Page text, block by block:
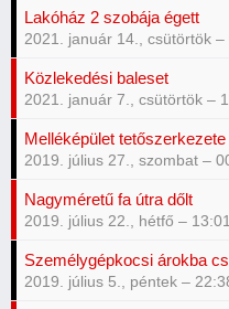
Lakóház 2 szobája égett
2021. január 14., csütörtök –
Közlekedési baleset
2021. január 7., csütörtök –
Melléképület tetőszerkezete
2019. július 27., szombat –
Nagyméretű fa útra dőlt
2019. július 22., hétfő – 13:01
Személygépkocsi árokba
2019. július 5., péntek –